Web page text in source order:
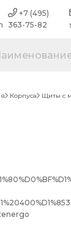
+7 (495)
363-75-82
Корпуса Щиты с